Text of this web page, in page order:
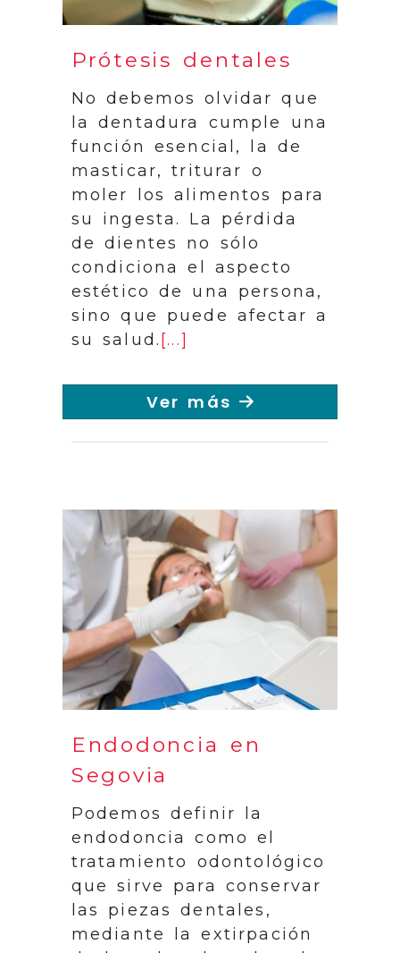
Prótesis dentales
No debemos olvidar que
la dentadura cumple una
función esencial, la de
masticar, triturar o
moler los alimentos para
su ingesta. La pérdida
de dientes no sólo
condiciona el aspecto
estético de una persona,
sino que puede afectar a
su salud.[...]
Ver más
Endodoncia en
Segovia
Podemos definir la
endodoncia como el
tratamiento odontológico
que sirve para conservar
las piezas dentales,
mediante la extirpación